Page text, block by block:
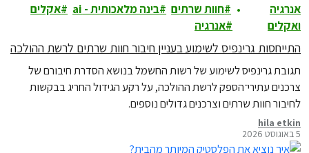
אנרגיה
ואקלים
חוות שרתים בינה מלאכותית - ai
אקלים
אנרגיה
התייחסות גרינפיס לשימוע בעניין חיבור חוות שרתים לרשת ההולכה
תגובת גרינפיס לשימוע של רשות החשמל בנושא הסדרת חיבורם של
צרכנים עתירי־הספק לרשת ההולכה, על רקע הגידול החריג בבקשות
לחיבור חוות שרתים וצרכנים גדולים נוספים.
hila etkin
5 באוגוסט 2026